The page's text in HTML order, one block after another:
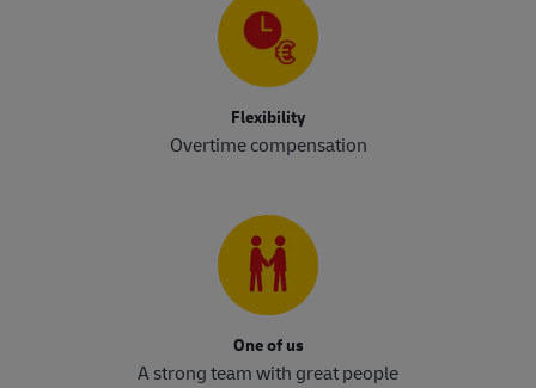
Flexibility
Overtime compensation
One of us
A strong team with great people